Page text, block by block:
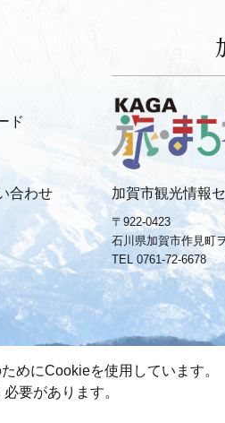
ド
合わせ 加賀市観光情報
〒922-0423
石川県加賀市作見町
TEL 0761-72-6678
めにCookieを使用しています。
要があります。